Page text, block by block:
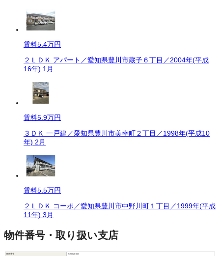
賃料5.4万円
２ＬＤＫ アパート／愛知県豊川市蔵子６丁目／2004年(平成
16年) 1月
賃料5.9万円
３ＤＫ 一戸建／愛知県豊川市美幸町２丁目／1998年(平成10
年) 2月
賃料5.5万円
２ＬＤＫ コーポ／愛知県豊川市中野川町１丁目／1999年(平成
11年) 3月
物件番号・取り扱い支店
物件番号 5450028-003